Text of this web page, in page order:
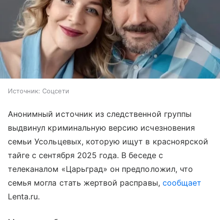
Источник: Соцсети
Анонимный источник из следственной группы
выдвинул криминальную версию исчезновения
семьи Усольцевых, которую ищут в красноярской
тайге с сентября 2025 года. В беседе с
телеканалом «Царьград» он предположил, что
семья могла стать жертвой расправы, сообщает
Lenta.ru.